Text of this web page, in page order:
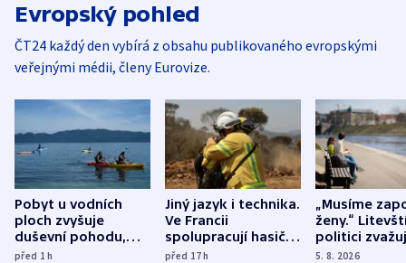
Evropský pohled
ČT24 každý den vybírá z obsahu publikovaného evropskými
veřejnými médii, členy Eurovize.
Pobyt u vodních
ploch zvyšuje
duševní pohodu,
ukázala
před 1h
Jiný jazyk i technika.
Ve Francii
spolupracují hasiči z
různých zemí
před 17h
„Musíme
ženy.“
politici
dohodu o
5. 8. 2026